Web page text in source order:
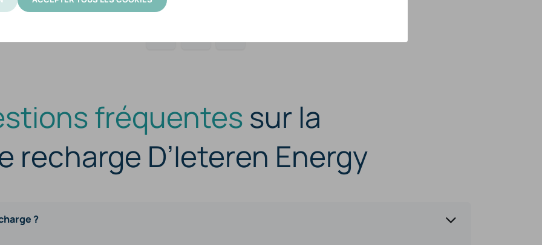
fréquentes sur la
recharge D’Ieteren Energy
?